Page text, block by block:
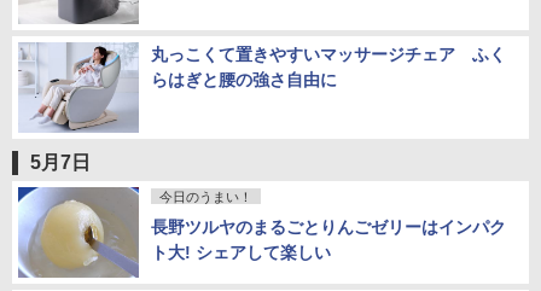
丸っこくて置きやすいマッサージチェア ふく
らはぎと腰の強さ自由に
5月7日
今日のうまい！
長野ツルヤのまるごとりんごゼリーはインパク
ト大! シェアして楽しい